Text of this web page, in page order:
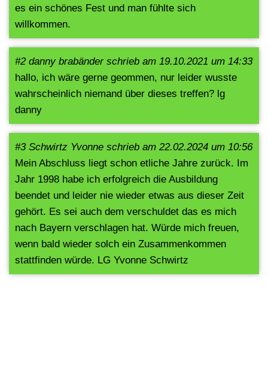
es ein schönes Fest und man fühlte sich
willkommen.
#2 danny brabänder schrieb am 19.10.2021 um 14:33
hallo, ich wäre gerne geommen, nur leider wusste
wahrscheinlich niemand über dieses treffen? lg
danny
#3 Schwirtz Yvonne schrieb am 22.02.2024 um 10:56
Mein Abschluss liegt schon etliche Jahre zurück. Im
Jahr 1998 habe ich erfolgreich die Ausbildung
beendet und leider nie wieder etwas aus dieser Zeit
gehört. Es sei auch dem verschuldet das es mich
nach Bayern verschlagen hat. Würde mich freuen,
wenn bald wieder solch ein Zusammenkommen
stattfinden würde. LG Yvonne Schwirtz